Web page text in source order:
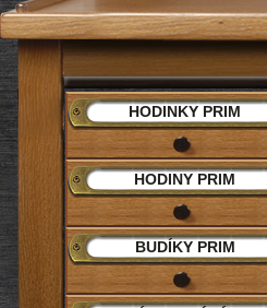
HODINKY PRIM
HODINY PRIM
BUDÍKY PRIM